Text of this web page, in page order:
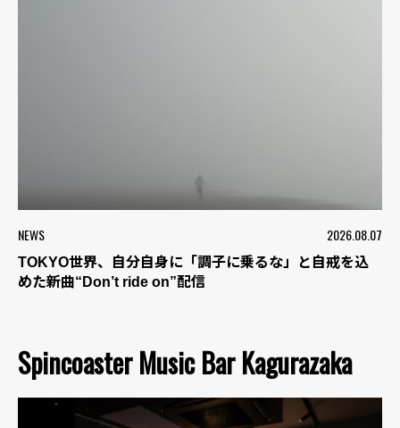
NEWS 2026.08.07
TOKYO世界、自分自身に「調子に乗るな」と自戒を込
めた新曲“Don’t ride on”配信
Spincoaster Music Bar Kagurazaka